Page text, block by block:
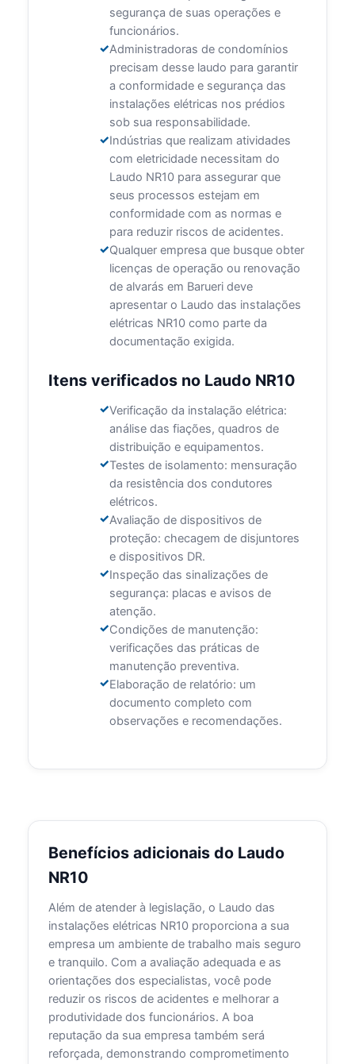
segurança de suas operações e
funcionários.
Administradoras de condomínios
precisam desse laudo para garantir
a conformidade e segurança das
instalações elétricas nos prédios
sob sua responsabilidade.
Indústrias que realizam atividades
com eletricidade necessitam do
Laudo NR10 para assegurar que
seus processos estejam em
conformidade com as normas e
para reduzir riscos de acidentes.
Qualquer empresa que busque obter
licenças de operação ou renovação
de alvarás em Barueri deve
apresentar o Laudo das instalações
elétricas NR10 como parte da
documentação exigida.
Itens verificados no Laudo NR10
Verificação da instalação elétrica:
análise das fiações, quadros de
distribuição e equipamentos.
Testes de isolamento: mensuração
da resistência dos condutores
elétricos.
Avaliação de dispositivos de
proteção: checagem de disjuntores
e dispositivos DR.
Inspeção das sinalizações de
segurança: placas e avisos de
atenção.
Condições de manutenção:
verificações das práticas de
manutenção preventiva.
Elaboração de relatório: um
documento completo com
observações e recomendações.
Benefícios adicionais do Laudo
NR10
Além de atender à legislação, o Laudo das
instalações elétricas NR10 proporciona a sua
empresa um ambiente de trabalho mais seguro
e tranquilo. Com a avaliação adequada e as
orientações dos especialistas, você pode
reduzir os riscos de acidentes e melhorar a
produtividade dos funcionários. A boa
reputação da sua empresa também será
reforçada, demonstrando comprometimento